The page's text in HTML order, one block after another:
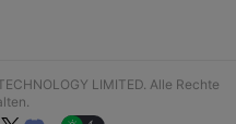
LIMITED. Alle Rechte